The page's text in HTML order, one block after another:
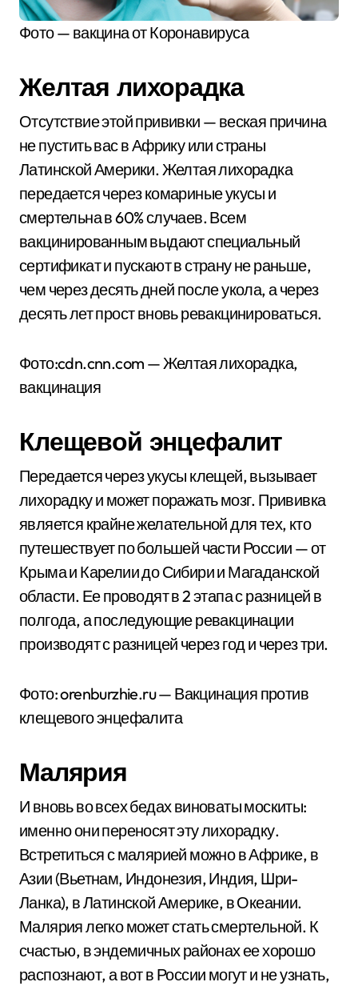
Фото — вакцина от Коронавируса
Желтая лихорадка
Отсутствие этой прививки — веская причина
не пустить вас в Африку или страны
Латинской Америки. Желтая лихорадка
передается через комариные укусы и
смертельна в 60% случаев. Всем
вакцинированным выдают специальный
сертификат и пускают в страну не раньше,
чем через десять дней после укола, а через
десять лет прост вновь ревакцинироваться.
Фото:cdn.cnn.com — Желтая лихорадка,
вакцинация
Клещевой энцефалит
Передается через укусы клещей, вызывает
лихорадку и может поражать мозг. Прививка
является крайне желательной для тех, кто
путешествует по большей части России — от
Крыма и Карелии до Сибири и Магаданской
области. Ее проводят в 2 этапа с разницей в
полгода, а последующие ревакцинации
производят с разницей через год и через три.
Фото: orenburzhie.ru — Вакцинация против
клещевого энцефалита
Малярия
И вновь во всех бедах виноваты москиты:
именно они переносят эту лихорадку.
Встретиться с малярией можно в Африке, в
Азии (Вьетнам, Индонезия, Индия, Шри-
Ланка), в Латинской Америке, в Океании.
Малярия легко может стать смертельной. К
счастью, в эндемичных районах ее хорошо
распознают, а вот в России могут и не узнать,